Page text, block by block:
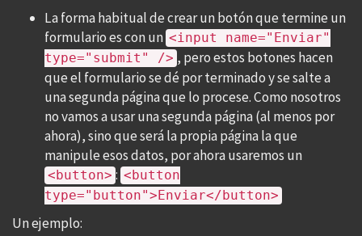
La forma habitual de crear un botón que termine un
formulario es con un <input name="Enviar"
type="submit" /> , pero estos botones hacen
que el formulario se dé por terminado y se salte a
una segunda página que lo procese. Como nosotros
no vamos a usar una segunda página (al menos por
ahora), sino que será la propia página la que
manipule esos datos, por ahora usaremos un
<button> : <button
type="button">Enviar</button>
Un ejemplo: